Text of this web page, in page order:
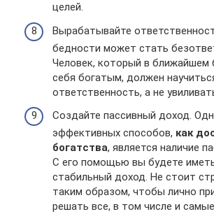
целей.
Вырабатывайте
бедности может стать
Человек, который в ближайшем
себя богатым, должен
ответственность, а не
Создайте пассивный доход.
эффективных способов, как
богатства, является наличие
С его помощью вы будете
стабильный доход. Не стоит
таким образом, чтобы лично
решать все, в том числе и